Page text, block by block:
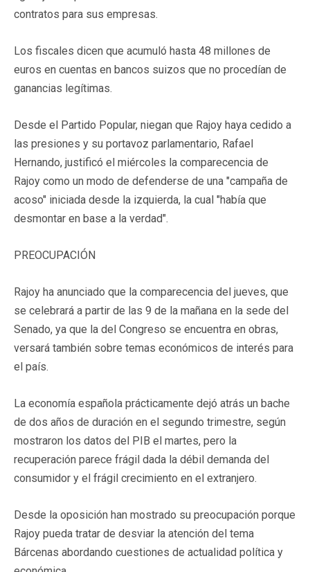
contratos para sus empresas.
Los fiscales dicen que acumuló hasta 48 millones de
euros en cuentas en bancos suizos que no procedían de
ganancias legítimas.
Desde el Partido Popular, niegan que Rajoy haya cedido a
las presiones y su portavoz parlamentario, Rafael
Hernando, justificó el miércoles la comparecencia de
Rajoy como un modo de defenderse de una "campaña de
acoso" iniciada desde la izquierda, la cual "había que
desmontar en base a la verdad".
PREOCUPACIÓN
Rajoy ha anunciado que la comparecencia del jueves, que
se celebrará a partir de las 9 de la mañana en la sede del
Senado, ya que la del Congreso se encuentra en obras,
versará también sobre temas económicos de interés para
el país.
La economía española prácticamente dejó atrás un bache
de dos años de duración en el segundo trimestre, según
mostraron los datos del PIB el martes, pero la
recuperación parece frágil dada la débil demanda del
consumidor y el frágil crecimiento en el extranjero.
Desde la oposición han mostrado su preocupación porque
Rajoy pueda tratar de desviar la atención del tema
Bárcenas abordando cuestiones de actualidad política y